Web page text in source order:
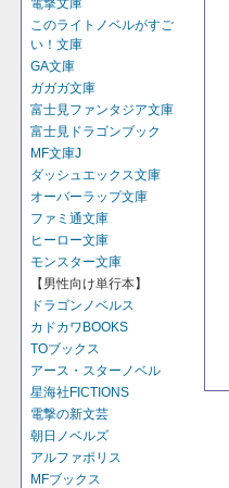
電撃文庫
このライトノベルがすご
い！文庫
GA文庫
ガガガ文庫
富士見ファンタジア文庫
富士見ドラゴンブック
MF文庫J
ダッシュエックス文庫
オーバーラップ文庫
ファミ通文庫
ヒーロー文庫
モンスター文庫
【男性向け単行本】
ドラゴンノベルス
カドカワBOOKS
TOブックス
アース・スターノベル
星海社FICTIONS
電撃の新文芸
朝日ノベルズ
アルファポリス
MFブックス